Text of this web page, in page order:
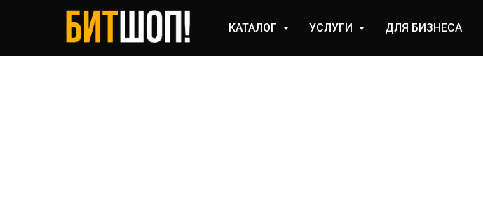
КАТАЛОГ УСЛУГИ ДЛЯ БИЗНЕСА